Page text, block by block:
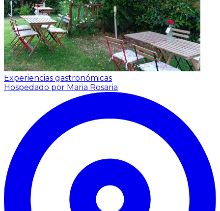
Experiencias gastronómicas
Hospedado por Maria Rosaria